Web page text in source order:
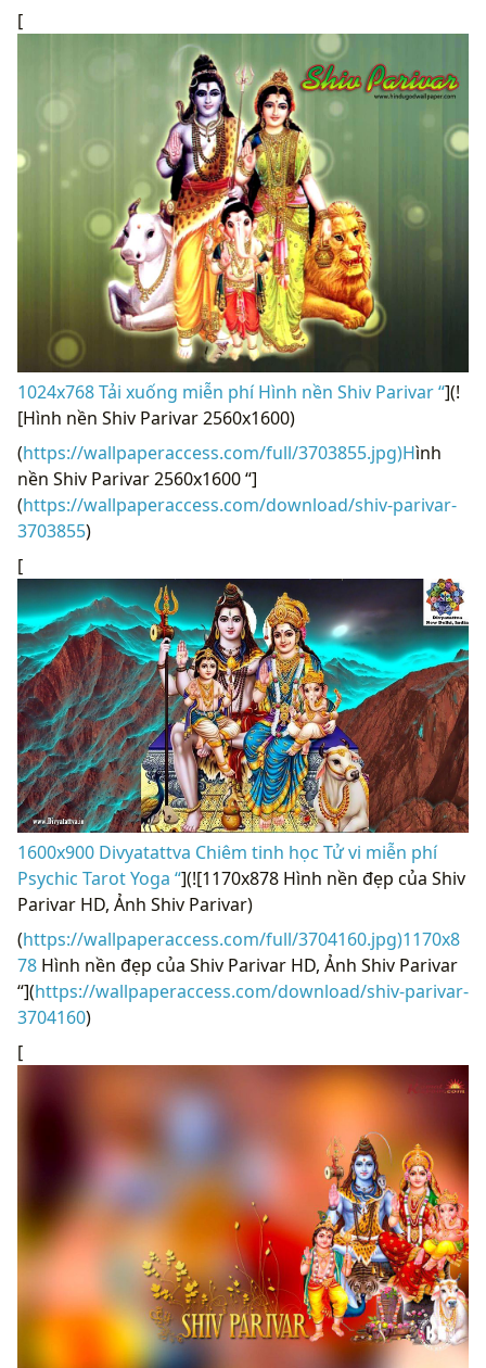
[
1024x768 Tải xuống miễn phí Hình nền Shiv Parivar “](!
[Hình nền Shiv Parivar 2560x1600)
(https://wallpaperaccess.com/full/3703855.jpg)Hình
nền Shiv Parivar 2560x1600 “]
(https://wallpaperaccess.com/download/shiv-parivar-
3703855)
[
1600x900 Divyatattva Chiêm tinh học Tử vi miễn phí
Psychic Tarot Yoga “](![1170x878 Hình nền đẹp của Shiv
Parivar HD, Ảnh Shiv Parivar)
(https://wallpaperaccess.com/full/3704160.jpg)1170x8
78 Hình nền đẹp của Shiv Parivar HD, Ảnh Shiv Parivar
“](https://wallpaperaccess.com/download/shiv-parivar-
3704160)
[